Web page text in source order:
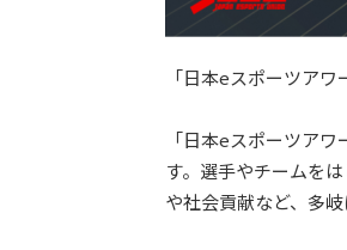
「日本eスポーツアワ
「日本eスポーツア
す。選手やチームを
や社会貢献など、多